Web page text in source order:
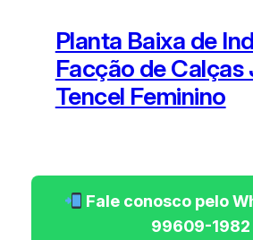
Planta Baixa de
Facção de Calças
Tencel Feminino
Fale conosco pelo
99609-1982